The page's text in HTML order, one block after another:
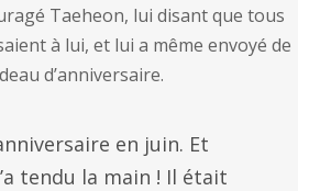
Taeheon, lui disant que tous
à lui, et lui a même envoyé de
d’anniversaire.
en juin. Et
tendu la main ! Il était